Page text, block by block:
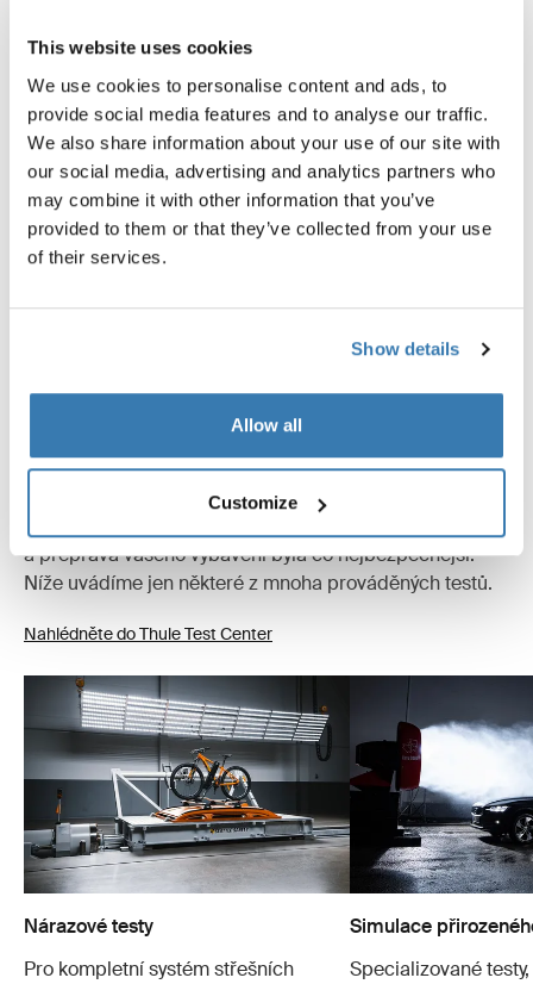
This website uses cookies
We use cookies to personalise content and ads, to
provide social media features and to analyse our traffic.
We also share information about your use of our site with
our social media, advertising and analytics partners who
may combine it with other information that you’ve
provided to them or that they’ve collected from your use
of their services.
Show details
Allow all
Customize
Toggle overview
Recenze
Extrémní testování
Ve testovacím centru Thule Test Center™ ve švédském
Hillerstorpu procházejí produkty extrémním testováním.
Naše systémy střešních nosičů jsou navržené tak, aby je
a přeprava vašeho vybavení byla co nejbezpečnější.
Níže uvádíme jen některé z mnoha prováděných testů.
Nahlédněte do Thule Test Center
Nárazové testy
Pro kompletní systém střešních
Simulace
Specializované